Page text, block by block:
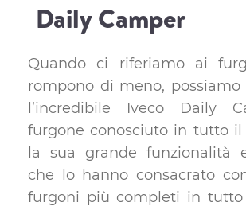
Daily Camper
Quando ci riferiamo ai
rompono di meno, possiamo
l’incredibile Iveco Daily
furgone conosciuto in tutto
la sua grande funzionalità
che lo hanno consacrato
furgoni più completi in tutto